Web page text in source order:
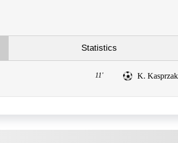
Statistics
11' K. Kasprzak